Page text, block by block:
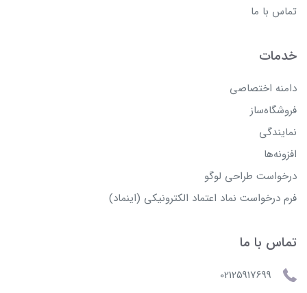
تماس با ما
خدمات
دامنه اختصاصی
فروشگاه‌ساز
نمایندگی
افزونه‌ها
درخواست طراحی لوگو
فرم درخواست نماد اعتماد الکترونیکی (اینماد)
تماس با ما
02125917699